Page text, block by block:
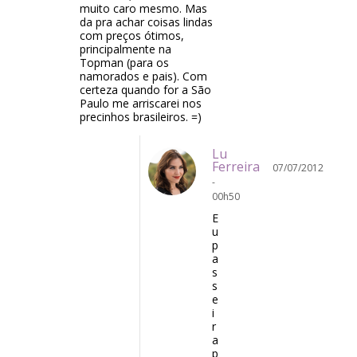
muito caro mesmo. Mas
da pra achar coisas lindas
com preços ótimos,
principalmente na
Topman (para os
namorados e pais). Com
certeza quando for a São
Paulo me arriscarei nos
precinhos brasileiros. =)
Lu
Ferreira
07/07/2012
-
00h50
E
u
p
a
s
s
e
i
r
a
p